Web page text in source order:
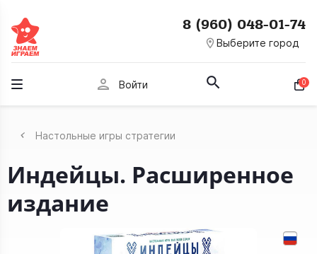
room Выберите город
8 (960) 048-01-74
person Войти 0
Настольные игры стратегии
Индейцы. Расширенное
издание